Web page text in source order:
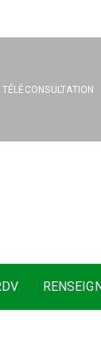
TÉLÉCONSULTATION